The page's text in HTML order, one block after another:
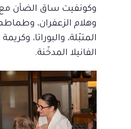
وكونفيت ساق الضأن مع
وهلام الزعفران،
المتبّلة، والبوراتا،
الفانيلا المدخّنة.